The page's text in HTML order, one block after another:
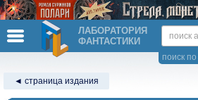
ЛАБОРАТОРИЯ
ФАНТАСТИКИ
поиск
◄ страница издания